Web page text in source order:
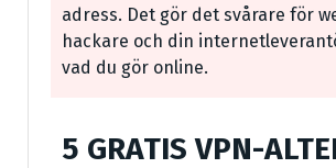
adress. Det gör det svårare för
hackare och din
vad du gör online.
5 GRATIS VPN-